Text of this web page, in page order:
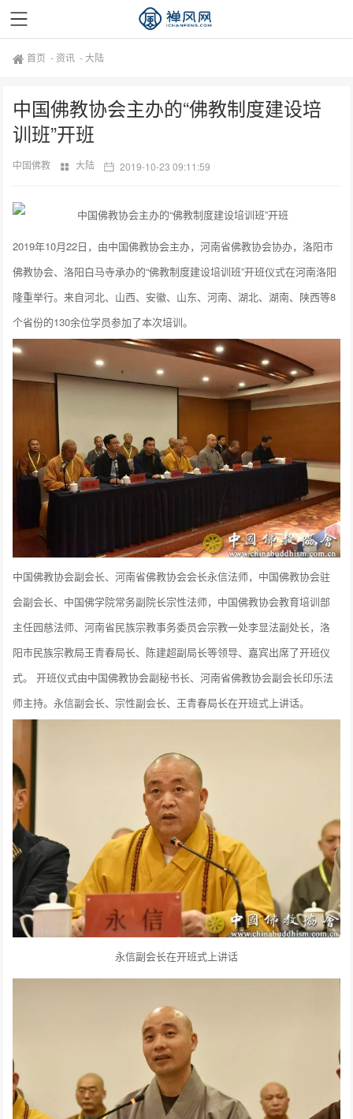
首页 - 资讯 -大陆
中国佛教协会主办的“佛教制度建设培
训班”开班
中国佛教 大陆 2019-10-23 09:11:59
2019年10月22日，由中国佛教协会主办，河南省佛教协会协办，洛阳市
佛教协会、洛阳白马寺承办的“佛教制度建设培训班”开班仪式在河南洛阳
隆重举行。来自河北、山西、安徽、山东、河南、湖北、湖南、陕西等8
个省份的130余位学员参加了本次培训。
中国佛教协会副会长、河南省佛教协会会长永信法师，中国佛教协会驻
会副会长、中国佛学院常务副院长宗性法师，中国佛教协会教育培训部
主任园慈法师、河南省民族宗教事务委员会宗教一处李显法副处长，洛
阳市民族宗教局王青春局长、陈建超副局长等领导、嘉宾出席了开班仪
式。 开班仪式由中国佛教协会副秘书长、河南省佛教协会副会长印乐法
师主持。永信副会长、宗性副会长、王青春局长在开班式上讲话。
永信副会长在开班式上讲话